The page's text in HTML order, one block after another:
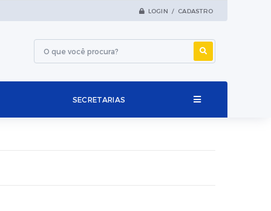
LOGIN / CADASTRO
SECRETARIAS